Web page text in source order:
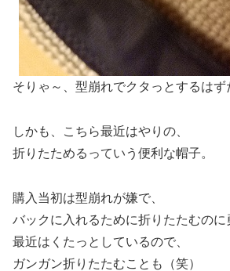
そりゃ～、型崩れでクタっとするはず
しかも、こちら最近はやりの、
折りたためるっていう便利な帽子。
購入当初は型崩れが嫌で、
バックに入れるために折りたたむのに
最近はくたっとしているので、
ガンガン折りたたむことも（笑）